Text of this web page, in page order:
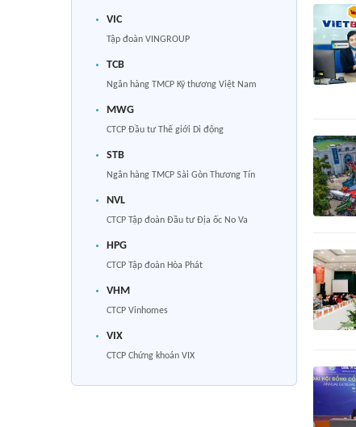
VIC
Tập đoàn VINGROUP
TCB
Ngân hàng TMCP Kỹ thương Việt Nam
MWG
CTCP Đầu tư Thế giới Di động
STB
Ngân hàng TMCP Sài Gòn Thương Tín
NVL
CTCP Tập đoàn Đầu tư Địa ốc No Va
HPG
CTCP Tập đoàn Hòa Phát
VHM
CTCP Vinhomes
VIX
CTCP Chứng khoán VIX